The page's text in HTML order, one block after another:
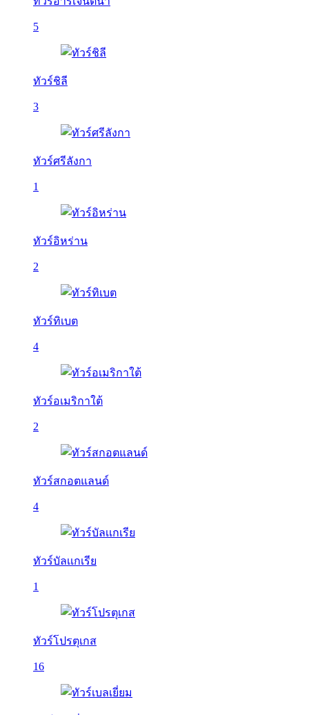
5
ทัวร์ชิลี
3
ทัวร์ศรีลังกา
1
ทัวร์อิหร่าน
2
ทัวร์ทิเบต
4
ทัวร์อเมริกาใต้
2
ทัวร์สกอตแลนด์
4
ทัวร์บัลเเกเรีย
1
ทัวร์โปรตุเกส
16